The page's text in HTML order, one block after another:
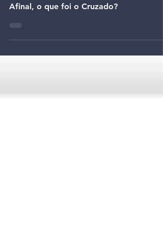
Afinal, o que foi o Cruzado?